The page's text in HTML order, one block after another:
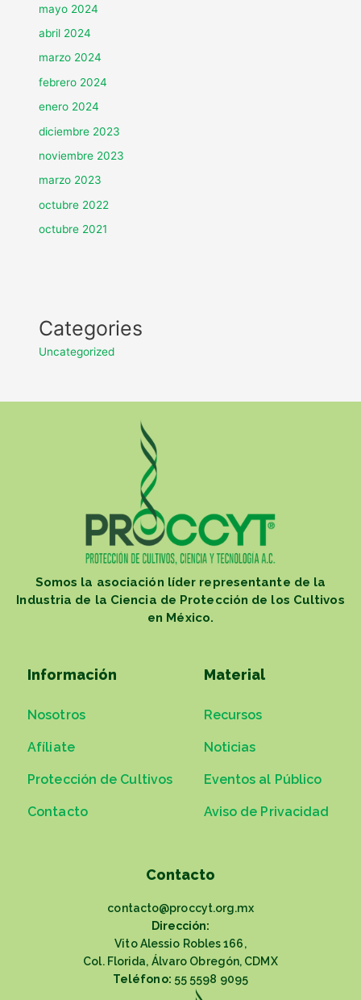
mayo 2024
abril 2024
marzo 2024
febrero 2024
enero 2024
diciembre 2023
noviembre 2023
marzo 2023
octubre 2022
octubre 2021
Categories
Uncategorized
Somos la asociación líder representante de la
Industria de la Ciencia de Protección de los Cultivos
en México.
Información
Nosotros
Afíliate
Protección de Cultivos
Contacto
Material
Recursos
Noticias
Eventos al Público
Aviso de Privacidad
Contacto
contacto@proccyt.org.mx
Dirección:
Vito Alessio Robles 166,
Col. Florida, Álvaro Obregón, CDMX
Teléfono: 55 5598 9095